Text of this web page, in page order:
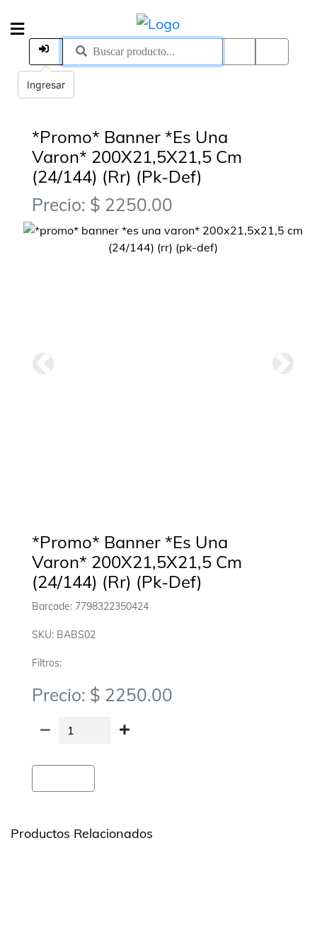
*Promo* Banner *Es Una
Varon* 200X21,5X21,5 Cm
(24/144) (Rr) (Pk-Def)
Precio: $ 2250.00
*Promo* Banner *Es Una
Varon* 200X21,5X21,5 Cm
(24/144) (Rr) (Pk-Def)
Barcode: 7798322350424
SKU: BABS02
Filtros:
Precio: $ 2250.00
Productos Relacionados
Ingresar